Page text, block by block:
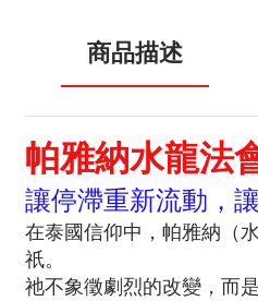
商品描述
帕雅納水龍法
讓停滯重新流動，
在泰國信仰中，帕雅納（
祇。
祂不象徵劇烈的改變，